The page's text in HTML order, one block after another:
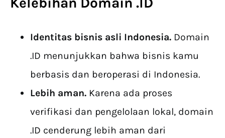
Identitas bisnis asli Indonesia. Domain
.ID menunjukkan bahwa bisnis kamu
berbasis dan beroperasi di Indonesia.
Lebih aman. Karena ada proses
verifikasi dan pengelolaan lokal, domain
.ID cenderung lebih aman dari